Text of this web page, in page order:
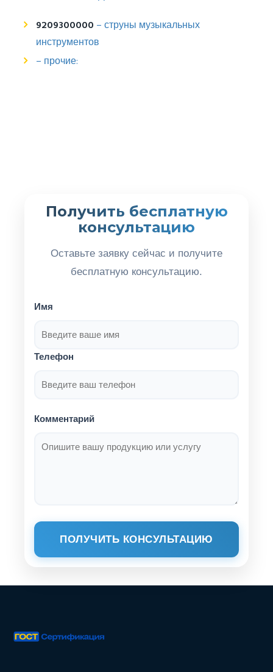
9209300000 – струны музыкальных
инструментов
– прочие:
Получить бесплатную
консультацию
Оставьте заявку сейчас и получите
бесплатную консультацию.
Имя
Телефон
Комментарий
ПОЛУЧИТЬ КОНСУЛЬТАЦИЮ